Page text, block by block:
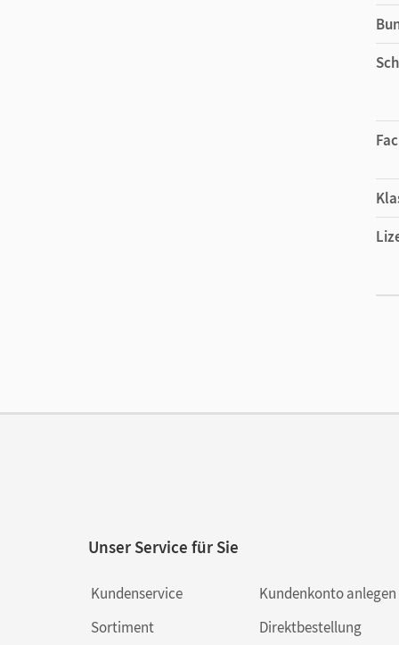
Unser Service für Sie
Kundenservice
Sortiment
Kundenkonto anlegen
Direktbestellung